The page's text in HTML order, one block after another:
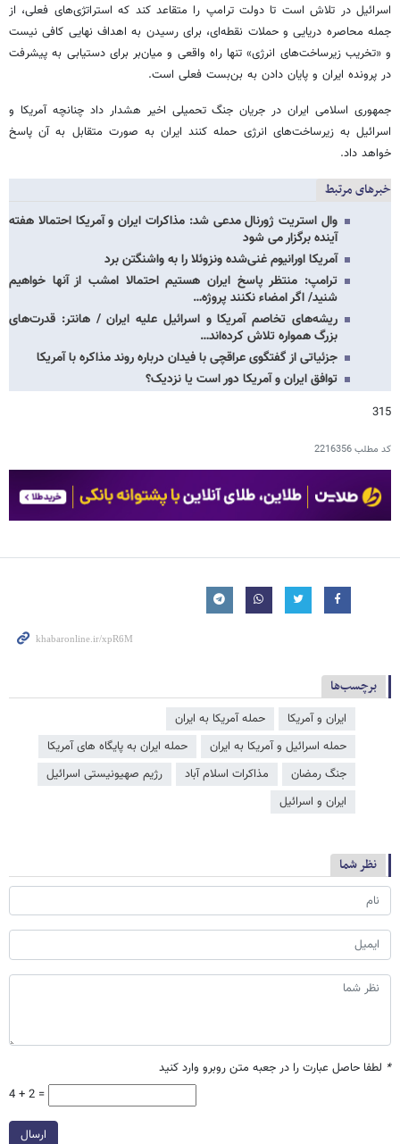
اسرائیل در تلاش است تا دولت ترامپ را متقاعد کند که استراتژی‌های فعلی، از
جمله محاصره دریایی و حملات نقطه‌ای، برای رسیدن به اهداف نهایی کافی نیست
و «تخریب زیرساخت‌های انرژی» تنها راه واقعی و میان‌بر برای دستیابی به پیشرفت
در پرونده ایران و پایان دادن به بن‌بست فعلی است.
جمهوری اسلامی ایران در جریان جنگ تحمیلی اخیر هشدار داد چنانچه آمریکا و
اسرائیل به زیرساخت‌های انرژی حمله کنند ایران به صورت متقابل به آن پاسخ
خواهد داد.
خبرهای مرتبط
وال استریت ژورنال مدعی شد: مذاکرات ایران و آمریکا احتمالا هفته
آینده برگزار می شود
آمریکا اورانیوم غنی‌شده ونزوئلا را به واشنگتن برد
ترامپ: منتظر پاسخ ایران هستیم احتمالا امشب از آنها خواهیم
شنید/ اگر امضاء نکنند پروژه…
ریشه‌های تخاصم آمریکا و اسرائیل علیه ایران / هانتر: قدرت‌های
بزرگ همواره تلاش کرده‌اند…
جزئیاتی از گفتگوی عراقچی با فیدان درباره روند مذاکره با آمریکا
توافق ایران و آمریکا دور است یا نزدیک؟
315
کد مطلب2216356
برچسب‌ها
ایران و آمریکا
حمله آمریکا به ایران
حمله اسرائیل و آمریکا به ایران
حمله ایران به پایگاه های آمریکا
جنگ رمضان
مذاکرات اسلام آباد
رژیم صهیونیستی اسرائیل
ایران و اسرائیل
نظر شما
* لطفا حاصل عبارت را در جعبه متن روبرو وارد کنید
4 + 2 =
ارسال